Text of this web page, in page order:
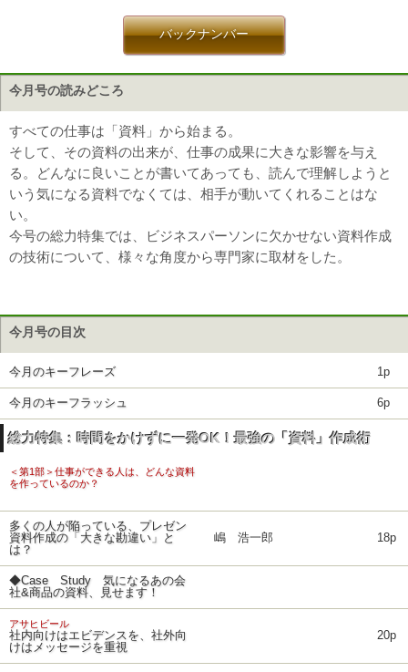
バックナンバー
今月号の読みどころ
すべての仕事は「資料」から始まる。
そして、その資料の出来が、仕事の成果に大きな影響を与え
る。どんなに良いことが書いてあっても、読んで理解しようと
いう気になる資料でなくては、相手が動いてくれることはな
い。
今号の総力特集では、ビジネスパーソンに欠かせない資料作成
の技術について、様々な角度から専門家に取材をした。
今月号の目次
今月のキーフレーズ 1p
今月のキーフラッシュ 6p
総力特集：時間をかけずに一発OK！最強の「資料」作成術
＜第1部＞仕事ができる人は、どんな資料
を作っているのか？
多くの人が陥っている、プレゼン
資料作成の「大きな勘違い」と
は？
嶋 浩一郎 18p
◆Case Study 気になるあの会
社&商品の資料、見せます！
アサヒビール
社内向けはエビデンスを、社外向
けはメッセージを重視
20p